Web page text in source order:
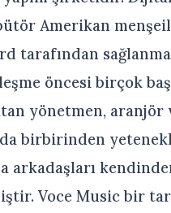
Amerikan
tarafından
öncesi birçok
yönetmen, aranjör
birbirinden
arkadaşları
Voce Music bir